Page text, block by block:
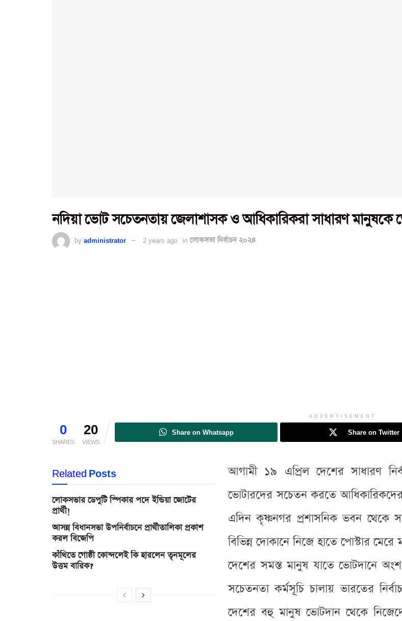
নদিয়া ভোট সচেতনতায় জেলাশাসক ও আধিকারিকরা সাধারণ মানুষকে
by administrator 2 years ago in লোকসভা নির্বাচন ২০২৪
ADVERTISEMENT
0
SHARES
20
VIEWS
Share on Whatsapp Share on Twitter
RelatedPosts
লোকসভার ডেপুটি স্পিকার পদে ইন্ডিয়া জোটের
প্রার্থী!
আসন্ন বিধানসভা উপনির্বাচনে প্রার্থীতালিকা প্রকাশ
করল বিজেপি
কাঁথিতে গোষ্ঠী কোন্দলেই কি হারলেন তৃনমূলের
উত্তম বারিক?
আগামী ১৯ এপ্রিল দেশের সাধারণ
ভোটারদের সচেতন করতে
এদিন কৃষ্ণনগর প্রশাসনিক ভবন থেকে
বিভিন্ন দোকানে নিজে হাতে পোস্টার
দেশের সমস্ত মানুষ যাতে ভোটদানে
সচেতনতা কর্মসূচি চালায় ভারতের
দেশের বহু মানুষ ভোটদান থেকে